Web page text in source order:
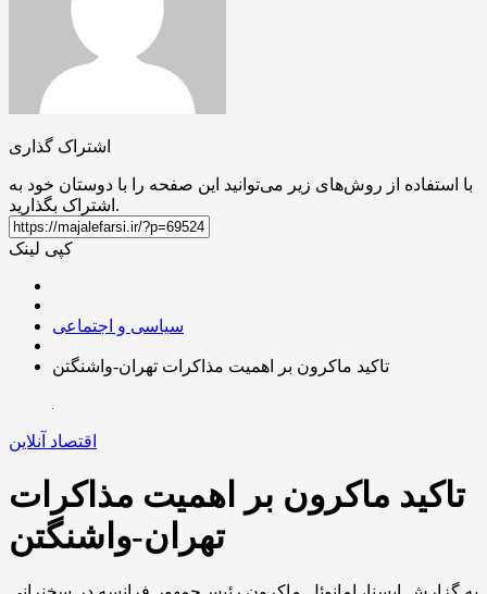
اشتراک گذاری
با استفاده از روش‌های زیر می‌توانید این صفحه را با دوستان خود به
اشتراک بگذارید.
کپی لینک
سیاسی و اجتماعی
تاکید ماکرون بر اهمیت مذاکرات تهران-واشنگتن
اقتصاد آنلاین
تاکید ماکرون بر اهمیت مذاکرات
تهران-واشنگتن